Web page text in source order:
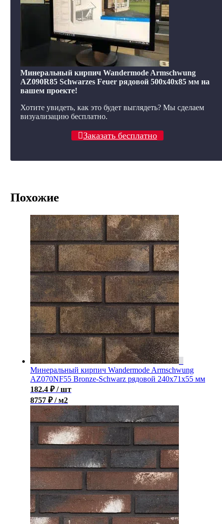
Минеральный кирпич Wandermode Armschwung
AZ090R85 Schwarzes Feuer рядовой 500x40x85 мм на
вашем проекте!
Хотите увидеть, как это будет выглядеть? Мы сделаем
визуализацию бесплатно.
Заказать бесплатно
Похожие
Минеральный кирпич Wandermode Armschwung
AZ070NF55 Bronze-Schwarz рядовой 240x71x55 мм
182.4 ₽ / шт
8757 ₽ / м2